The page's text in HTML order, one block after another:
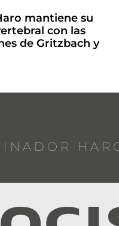
mantiene su
con las
de Gritzbach y